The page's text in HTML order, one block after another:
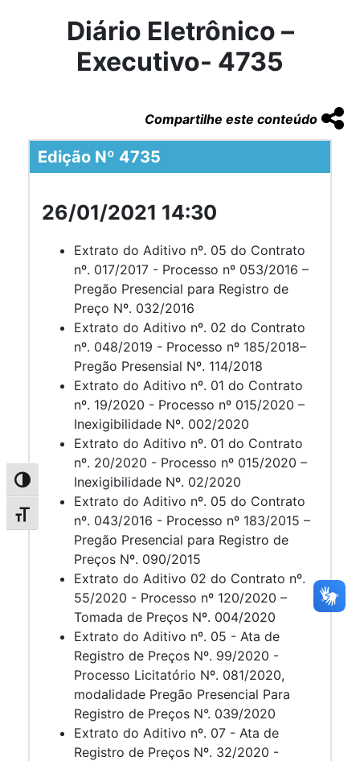
Alternar alto contraste
Alternar tamanho da fonte
Diário Eletrônico –
Executivo- 4735
Compartilhe este conteúdo
Edição Nº 4735
26/01/2021 14:30
Extrato do Aditivo nº. 05 do Contrato
nº. 017/2017 - Processo nº 053/2016 –
Pregão Presencial para Registro de
Preço Nº. 032/2016
Extrato do Aditivo nº. 02 do Contrato
nº. 048/2019 - Processo nº 185/2018–
Pregão Presensial Nº. 114/2018
Extrato do Aditivo nº. 01 do Contrato
nº. 19/2020 - Processo nº 015/2020 –
Inexigibilidade Nº. 002/2020
Extrato do Aditivo nº. 01 do Contrato
nº. 20/2020 - Processo nº 015/2020 –
Inexigibilidade Nº. 02/2020
Extrato do Aditivo nº. 05 do Contrato
nº. 043/2016 - Processo nº 183/2015 –
Pregão Presencial para Registro de
Preços Nº. 090/2015
Extrato do Aditivo 02 do Contrato nº.
55/2020 - Processo nº 120/2020 –
Tomada de Preços Nº. 004/2020
Extrato do Aditivo nº. 05 - Ata de
Registro de Preços Nº. 99/2020 -
Processo Licitatório Nº. 081/2020,
modalidade Pregão Presencial Para
Registro de Preços N°. 039/2020
Extrato do Aditivo nº. 07 - Ata de
Registro de Preços Nº. 32/2020 -